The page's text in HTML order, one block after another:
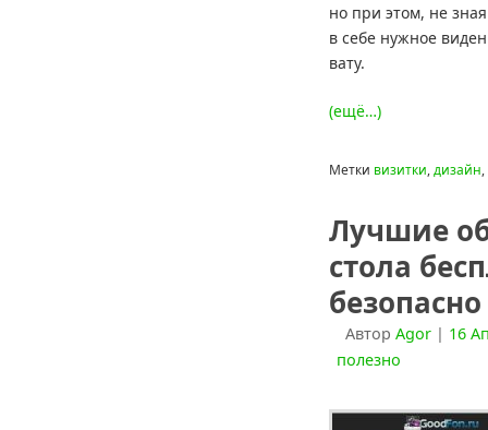
но при этом, не
в себе нужное
вату.
(ещё…)
Метки визитки,дизайн,
Лучшие
стола
безопасно
Автор Agor | 16
полезно